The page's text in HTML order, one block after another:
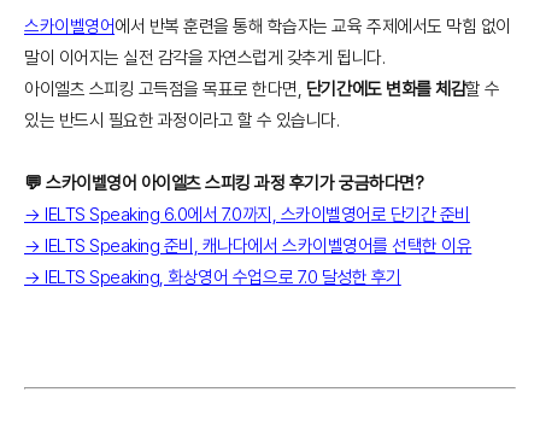
스카이벨영어에서 반복 훈련을 통해 학습자는 교육 주제에서도 막힘 없이
말이 이어지는 실전 감각을 자연스럽게 갖추게 됩니다.
아이엘츠 스피킹 고득점을 목표로 한다면, 단기간에도 변화를 체감할 수
있는 반드시 필요한 과정이라고 할 수 있습니다.
💬 스카이벨영어 아이엘츠 스피킹 과정 후기가 궁금하다면?
→ IELTS Speaking 6.0에서 7.0까지, 스카이벨영어로 단기간 준비
→ IELTS Speaking 준비, 캐나다에서 스카이벨영어를 선택한 이유
→ IELTS Speaking, 화상영어 수업으로 7.0 달성한 후기